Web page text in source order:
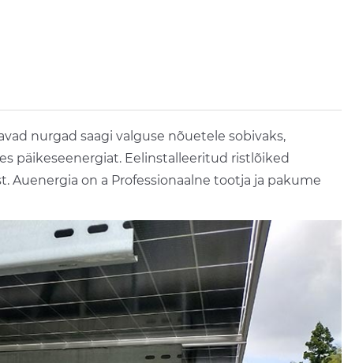
nurgad saagi valguse nõuetele sobivaks,
päikeseenergiat. Eelinstalleeritud ristlõiked
Auenergia on a Professionaalne tootja ja pakume